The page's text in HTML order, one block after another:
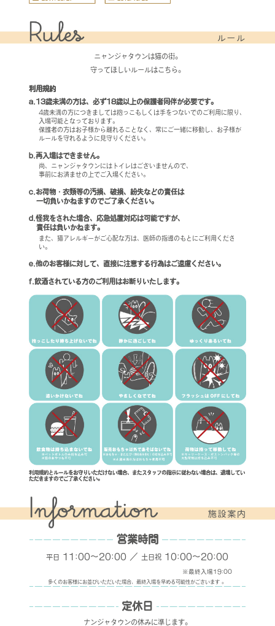
ニャンジャタウンは猫の街。
守ってほしいルールはこちら。
利用規約
a.13歳未満の方は、必ず18歳以上の保護者同伴が必要です。
4歳未満の方につきましては抱っこもしくは手をつないでのご利用に限り、
入場可能となっております。
保護者の方はお子様から離れることなく、常にご一緒に移動し、お子様が
ルールを守れるように見守りください。
b.再入場はできません。
尚、ニャンジャタウンにはトイレはございませんので、
事前にお済ませの上でご入場ください。
c.お荷物・衣類等の汚損、破損、紛失などの責任は
一切負いかねますのでご了承ください。
d.怪我をされた場合、応急処置対応は可能ですが、
責任は負いかねます。
また、猫アレルギーがご心配な方は、医師の指導のもとにご利用くださ
い。
e.他のお客様に対して、直接に注意する行為はご遠慮ください。
f.飲酒されている方のご利用はお断りいたします。
利用規約とルールをお守りいただけない場合、またスタッフの指示に従わない場合は、退場してい
ただきますのでご了承ください。
営業時間
平日 11:00～20:00 ／ 土日祝 10:00～20:00
※最終入場19:00
多くのお客様にお並びいただいた場合、最終入場を早める可能性がございます 。
定休日
ナンジャタウンの休みに準じます。